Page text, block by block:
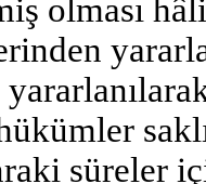
olması
süreler